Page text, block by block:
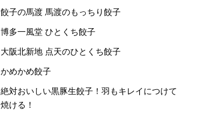
餃子の馬渡 馬渡のもっちり餃子
博多一風堂 ひとくち餃子
大阪北新地 点天のひとくち餃子
かめかめ餃子
絶対おいしい黒豚生餃子！羽もキレイにつけて
焼ける！